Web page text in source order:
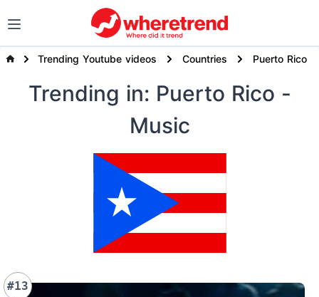
Trending Youtube videos Countries Puerto Rico
Trending in: Puerto Rico -
Music
#13